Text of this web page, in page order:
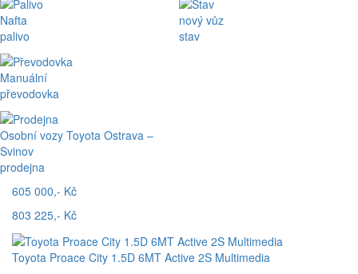
Nafta
palivo
Manuální
převodovka
Osobní vozy Toyota Ostrava –
Svinov
prodejna
nový vůz
stav
605 000,- Kč
803 225,- Kč
Toyota Proace City 1.5D 6MT Active 2S Multimedia